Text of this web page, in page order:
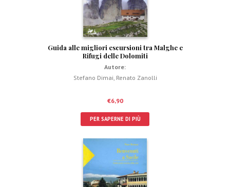
Guida alle migliori escursioni tra Malghe e
Rifugi delle Dolomiti
Autore:
Stefano Dimai, Renato Zanolli
€6,90
PER SAPERNE DI PIÙ